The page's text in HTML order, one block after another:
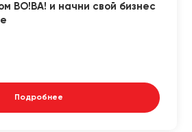
ВО!ВА! и начни свой бизнес
Подробнее